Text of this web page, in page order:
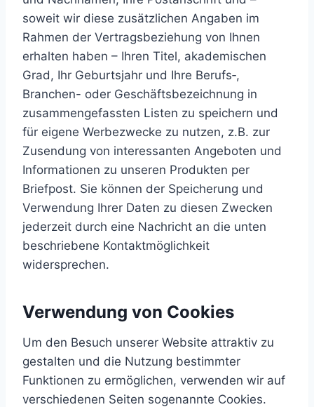
soweit wir diese zusätzlichen Angaben im
Rahmen der Vertragsbeziehung von Ihnen
erhalten haben – Ihren Titel, akademischen
Grad, Ihr Geburtsjahr und Ihre Berufs‑,
Branchen- oder Geschäftsbezeichnung in
zusammengefassten Listen zu speichern und
für eigene Werbezwecke zu nutzen, z.B. zur
Zusendung von interessanten Angeboten und
Informationen zu unseren Produkten per
Briefpost. Sie können der Speicherung und
Verwendung Ihrer Daten zu diesen Zwecken
jederzeit durch eine Nachricht an die unten
beschriebene Kontaktmöglichkeit
widersprechen.
Verwendung von Cookies
Um den Besuch unserer Website attraktiv zu
gestalten und die Nutzung bestimmter
Funktionen zu ermöglichen, verwenden wir auf
verschiedenen Seiten sogenannte Cookies.